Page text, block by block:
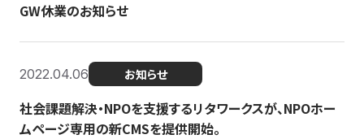
GW休業のお知らせ
2022.04.06 お知らせ
社会課題解決・NPOを支援するリタワークスが、NPOホー
ムページ専用の新CMSを提供開始。